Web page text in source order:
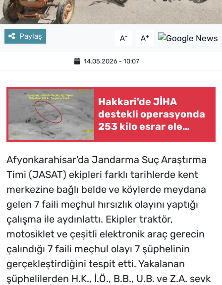
Paylaş A- A+
14.05.2026 - 10:07
Hakkari'de JİHA
destekli operasyonda
253 kilo esrar ele
Afyonkarahisar'da Jandarma Suç Araştırma
Timi (JASAT) ekipleri farklı tarihlerde kent
merkezine bağlı belde ve köylerde meydana
gelen 7 faili meçhul hırsızlık olayını yaptığı
çalışma ile aydınlattı. Ekipler traktör,
motosiklet ve çeşitli elektronik araç gerecin
çalındığı 7 faili meçhul olayı 7 şüphelinin
gerçekleştirdiğini tespit etti. Yakalanan
şüphelilerden H.K., İ.Ö., B.B., U.B. ve Z.A. sevk